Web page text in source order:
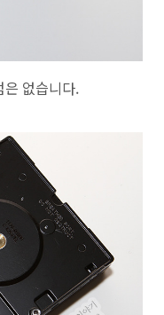
은 없습니다.